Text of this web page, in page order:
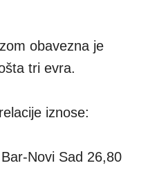
obavezna je
tri evra.
iznose:
Novi Sad 26,80